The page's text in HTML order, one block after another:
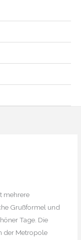
mehrere
Grußformel und
Tage. Die
der Metropole